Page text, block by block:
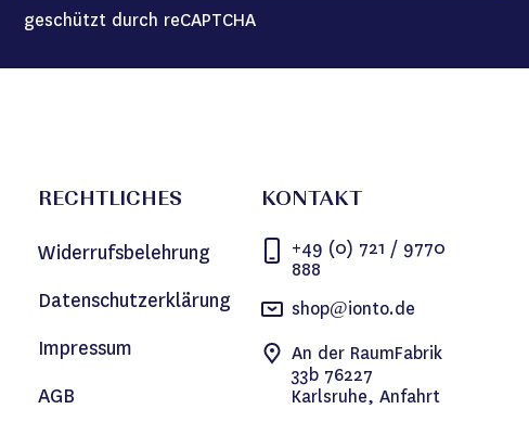
geschützt durch reCAPTCHA
RECHTLICHES
Widerrufsbelehrung
Datenschutzerklärung
Impressum
AGB
KONTAKT
+49 (0) 721 / 9770
888
shop@ionto.de
An der RaumFabrik
33b 76227
Karlsruhe, Anfahrt